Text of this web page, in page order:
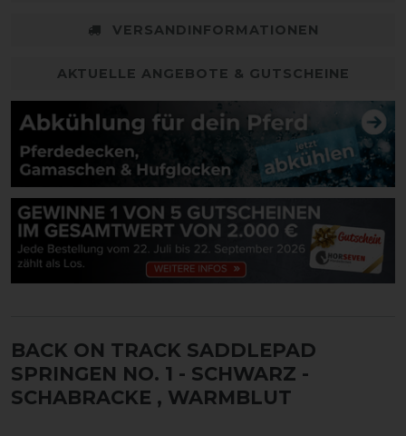
VERSANDINFORMATIONEN
AKTUELLE ANGEBOTE & GUTSCHEINE
BACK ON TRACK SADDLEPAD
SPRINGEN NO. 1 - SCHWARZ -
SCHABRACKE , WARMBLUT